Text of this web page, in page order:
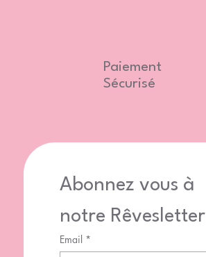
Abonnez vous à
notre Rêvesletter
Email *
Paiement
Sécurisé